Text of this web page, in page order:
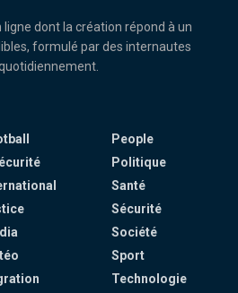
ligne dont la création répond à un
formulé par des internautes
People
Politique
Santé
Sécurité
Société
Sport
Technologie